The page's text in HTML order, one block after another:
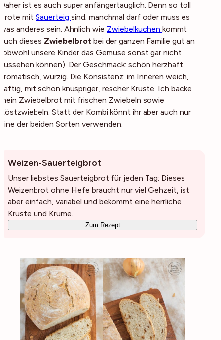
Daher ist es auch super anfängertauglich. Denn so toll
Brote mit Sauerteig sind; manchmal darf oder muss es
was anderes sein. Ähnlich wie Zwiebelkuchen kommt
auch dieses Zwiebelbrot bei der ganzen Familie gut an
(obwohl unsere Kinder das Gemüse sonst gar nicht
aussehen können). Der Geschmack: schön herzhaft,
aromatisch, würzig. Die Konsistenz: im Inneren weich,
saftig, mit schön knuspriger, rescher Kruste. Ich backe
mein Zwiebelbrot mit frischen Zwiebeln sowie
Röstzwiebeln. Statt der Kombi könnt ihr aber auch nur
eine der beiden Sorten verwenden.
Weizen-Sauerteigbrot
Unser liebstes Sauerteigbrot für jeden Tag: Dieses
Weizenbrot ohne Hefe braucht nur viel Gehzeit, ist
aber einfach, variabel und bekommt eine herrliche
Kruste und Krume.
Zum Rezept